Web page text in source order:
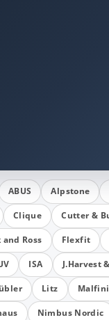
ABUS Alpstone
Clique Cutter &
and Ross Flexfit
ISA J.Harvest
Litz Malfini
Nimbus Nordic